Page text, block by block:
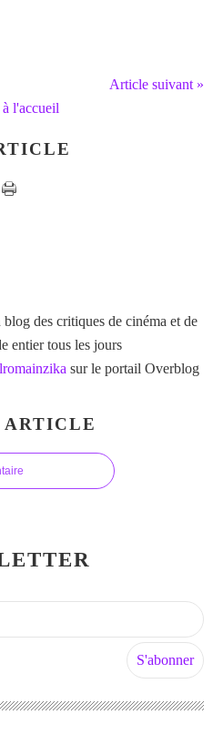
Article suivant »
l'accueil
des critiques de cinéma et de
entier tous les jours
sur le portail Overblog
ARTICLE